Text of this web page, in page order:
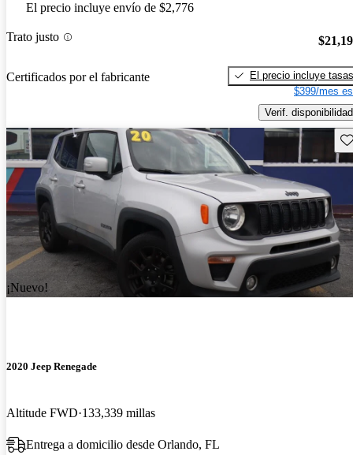
El precio incluye envío de $2,776
Trato justo
Certificados por el fabricante
El precio incluye tasas
$399/mes
Verif. disponibilidad
¡Nuevo!
2020 Jeep Renegade
Altitude FWD 133,339 millas
Entrega a domicilio desde Orlando, FL